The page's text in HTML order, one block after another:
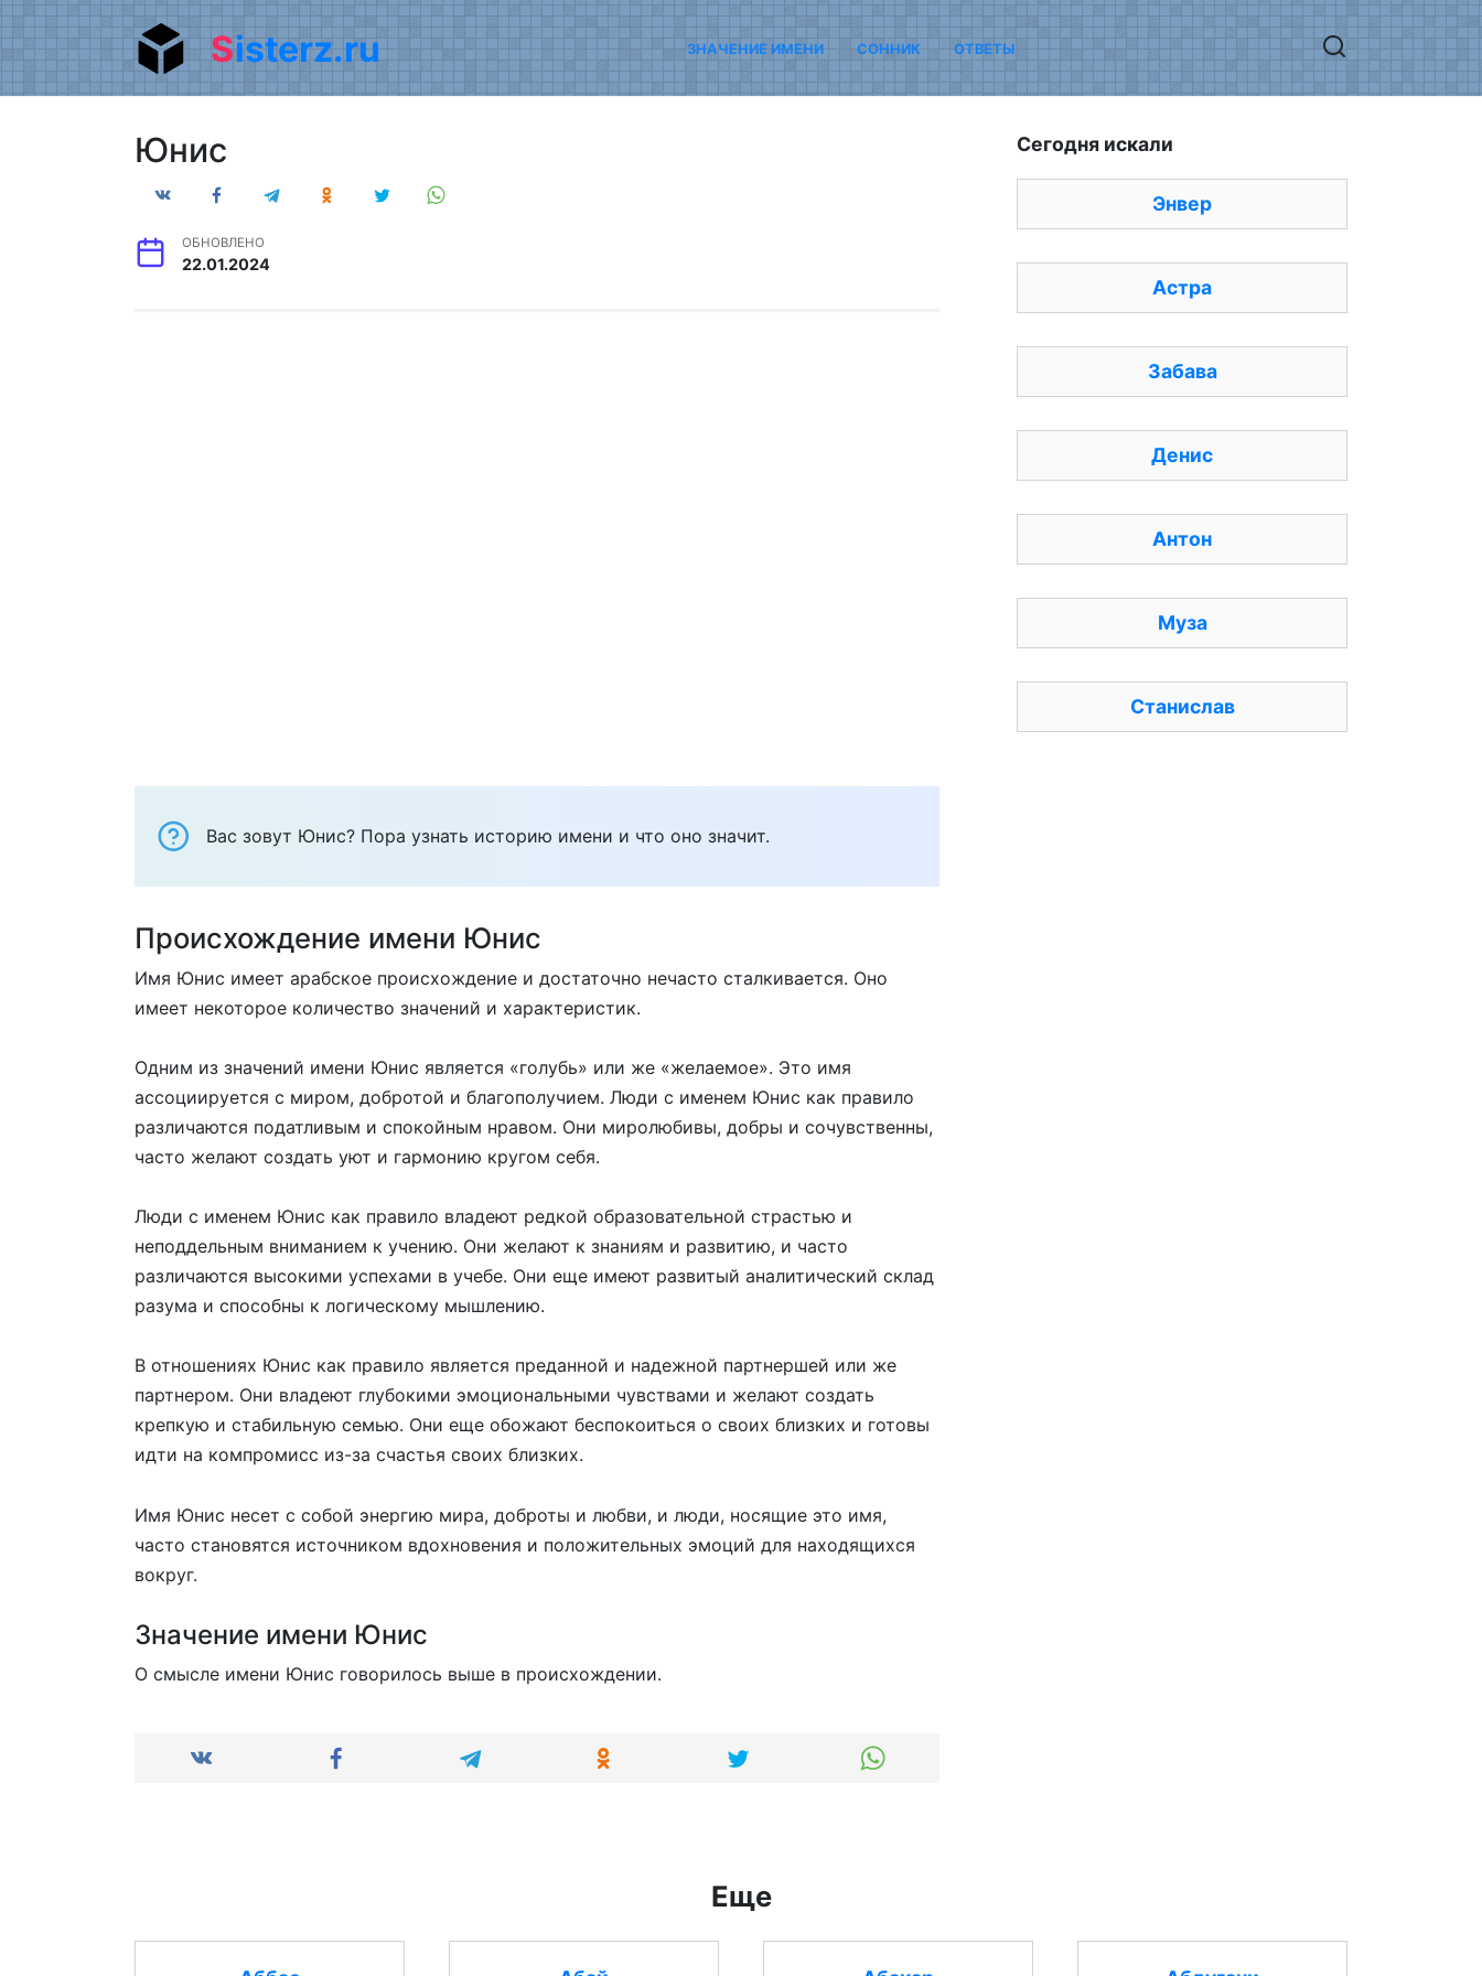
Перейти
к
содержанию
Sisterz.ru ЗНАЧЕНИЕ ИМЕНИ СОННИК ОТВЕТЫ
Юнис
ОБНОВЛЕНО
22.01.2024
Вас зовут Юнис? Пора узнать историю имени и что оно значит.
Происхождение имени Юнис
Имя Юнис имеет арабское происхождение и достаточно нечасто сталкивается. Оно
имеет некоторое количество значений и характеристик.
Одним из значений имени Юнис является «голубь» или же «желаемое». Это имя
ассоциируется с миром, добротой и благополучием. Люди с именем Юнис как правило
различаются податливым и спокойным нравом. Они миролюбивы, добры и сочувственны,
часто желают создать уют и гармонию кругом себя.
Люди с именем Юнис как правило владеют редкой образовательной страстью и
неподдельным вниманием к учению. Они желают к знаниям и развитию, и часто
различаются высокими успехами в учебе. Они еще имеют развитый аналитический склад
разума и способны к логическому мышлению.
В отношениях Юнис как правило является преданной и надежной партнершей или же
партнером. Они владеют глубокими эмоциональными чувствами и желают создать
крепкую и стабильную семью. Они еще обожают беспокоиться о своих близких и готовы
идти на компромисс из-за счастья своих близких.
Имя Юнис несет с собой энергию мира, доброты и любви, и люди, носящие это имя,
часто становятся источником вдохновения и положительных эмоций для находящихся
вокруг.
Значение имени Юнис
О смысле имени Юнис говорилось выше в происхождении.
Сегодня искали
Энвер
Астра
Забава
Денис
Антон
Муза
Станислав
Еще